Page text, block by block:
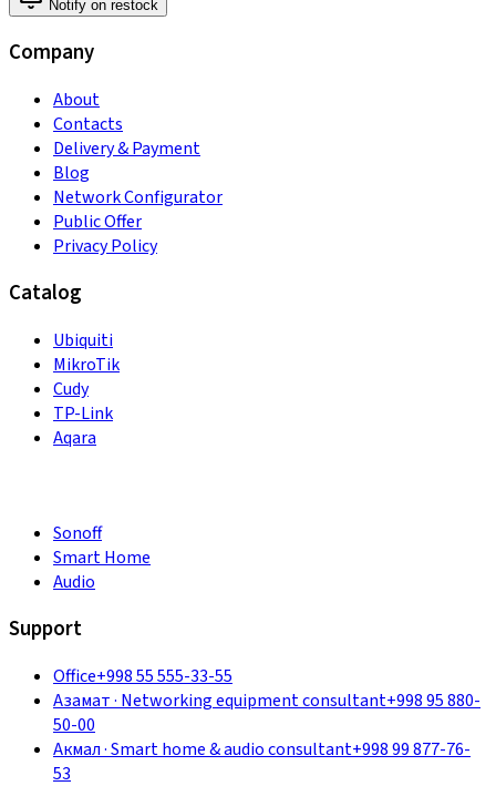
Notify on restock
Company
About
Contacts
Delivery & Payment
Blog
Network Configurator
Public Offer
Privacy Policy
Catalog
Ubiquiti
MikroTik
Cudy
TP-Link
Aqara
Sonoff
Smart Home
Audio
Support
Office+998 55 555-33-55
Азамат· Networking equipment consultant+998 95 880-
50-00
Акмал·Smart home & audio consultant+998 99 877-76-
53